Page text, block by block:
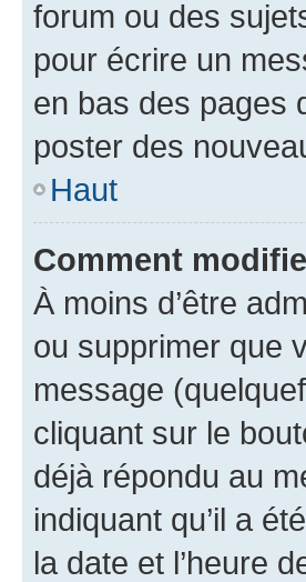
forum ou des
pour écrire un
en bas des pages
poster des
Haut
Comment
À moins d’être
ou supprimer que
message
cliquant sur le
déjà répondu au
indiquant qu’il a
la date et l’heure